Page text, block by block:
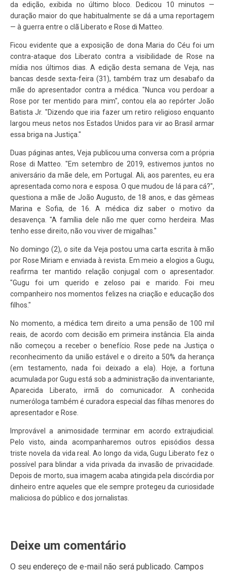
da edição, exibida no último bloco. Dedicou 10 minutos —
duração maior do que habitualmente se dá a uma reportagem
— à guerra entre o clã Liberato e Rose di Matteo.
Ficou evidente que a exposição de dona Maria do Céu foi um
contra-ataque dos Liberato contra a visibilidade de Rose na
mídia nos últimos dias. A edição desta semana de Veja, nas
bancas desde sexta-feira (31), também traz um desabafo da
mãe do apresentador contra a médica. "Nunca vou perdoar a
Rose por ter mentido para mim", contou ela ao repórter João
Batista Jr. "Dizendo que iria fazer um retiro religioso enquanto
largou meus netos nos Estados Unidos para vir ao Brasil armar
essa briga na Justiça."
Duas páginas antes, Veja publicou uma conversa com a própria
Rose di Matteo. "Em setembro de 2019, estivemos juntos no
aniversário da mãe dele, em Portugal. Ali, aos parentes, eu era
apresentada como nora e esposa. O que mudou de lá para cá?",
questiona a mãe de João Augusto, de 18 anos, e das gêmeas
Marina e Sofia, de 16. A médica diz saber o motivo da
desavença. "A família dele não me quer como herdeira. Mas
tenho esse direito, não vou viver de migalhas."
No domingo (2), o site da Veja postou uma carta escrita à mão
por Rose Miriam e enviada à revista. Em meio a elogios a Gugu,
reafirma ter mantido relação conjugal com o apresentador.
"Gugu foi um querido e zeloso pai e marido. Foi meu
companheiro nos momentos felizes na criação e educação dos
filhos."
No momento, a médica tem direito a uma pensão de 100 mil
reais, de acordo com decisão em primeira instância. Ela ainda
não começou a receber o benefício. Rose pede na Justiça o
reconhecimento da união estável e o direito a 50% da herança
(em testamento, nada foi deixado a ela). Hoje, a fortuna
acumulada por Gugu está sob a administração da inventariante,
Aparecida Liberato, irmã do comunicador. A conhecida
numeróloga também é curadora especial das filhas menores do
apresentador e Rose.
Improvável a animosidade terminar em acordo extrajudicial.
Pelo visto, ainda acompanharemos outros episódios dessa
triste novela da vida real. Ao longo da vida, Gugu Liberato fez o
possível para blindar a vida privada da invasão de privacidade.
Depois de morto, sua imagem acaba atingida pela discórdia por
dinheiro entre aqueles que ele sempre protegeu da curiosidade
maliciosa do público e dos jornalistas.
Deixe um comentário
O seu endereço de e-mail não será publicado. Campos